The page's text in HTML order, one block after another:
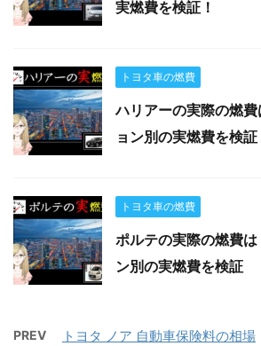
実燃費を検証！
トヨタ車の燃費
ハリアーの実際の燃
ョン別の実燃費を検証
トヨタ車の燃費
ポルテの実際の燃費
ン別の実燃費を検証
PREV トヨタ ノア 自動車保険料の相場